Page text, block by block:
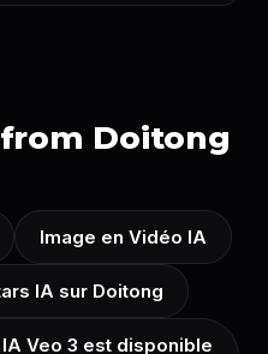
Doitong
Image en Vidéo IA
IA sur Doitong
Veo 3 est disponible